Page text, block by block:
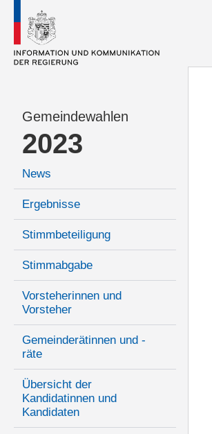
Gemeindewahlen
2023
News
Ergebnisse
Stimmbeteiligung
Stimmabgabe
Vorsteherinnen und
Vorsteher
Gemeinderätinnen und -
räte
Übersicht der
Kandidatinnen und
Kandidaten